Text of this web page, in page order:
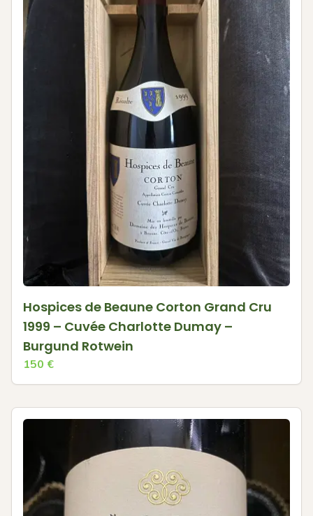
Hospices de Beaune Corton Grand Cru
1999 – Cuvée Charlotte Dumay –
Burgund Rotwein
150 €